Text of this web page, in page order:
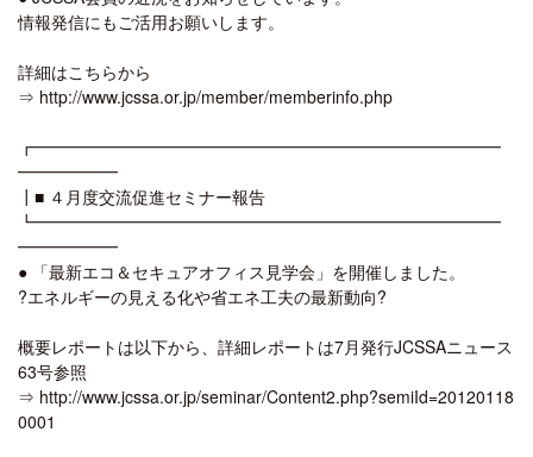
情報発信にもご活用お願いします。
詳細はこちらから
⇒ http://www.jcssa.or.jp/member/memberinfo.php
┏━━━━━━━━━━━━━━━━━━━━━━━━━━━━
━━━━━━
┃■ ４月度交流促進セミナー報告
┗━━━━━━━━━━━━━━━━━━━━━━━━━━━━
━━━━━━
● 「最新エコ＆セキュアオフィス見学会」を開催しました。
?エネルギーの見える化や省エネ工夫の最新動向?
概要レポートは以下から、詳細レポートは7月発行JCSSAニュース
63号参照
⇒ http://www.jcssa.or.jp/seminar/Content2.php?semiId=20120118
0001